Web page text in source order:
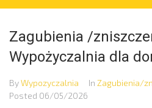
Zagubienia /
Wypożyczalnia dla
ByWypozyczalnia In Zagubienia/
Posted 06/05/2026